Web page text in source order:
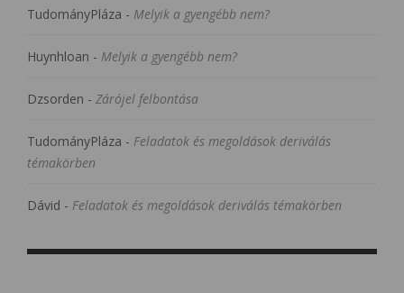
TudományPláza - Melyik a gyengébb nem?
Huynhloan - Melyik a gyengébb nem?
Dzsorden - Zárójel felbontása
TudományPláza - Feladatok és megoldások deriválás
témakörben
Dávid - Feladatok és megoldások deriválás témakörben